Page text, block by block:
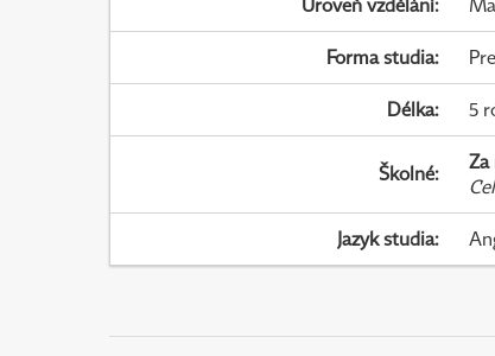
Úroveň vzdělání:
Forma studia:
Délka: 5
Školné: Za
Jazyk studia: